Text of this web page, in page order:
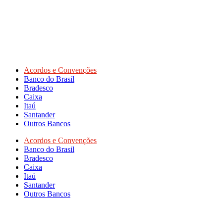
Acordos e Convenções
Banco do Brasil
Bradesco
Caixa
Itaú
Santander
Outros Bancos
Acordos e Convenções
Banco do Brasil
Bradesco
Caixa
Itaú
Santander
Outros Bancos